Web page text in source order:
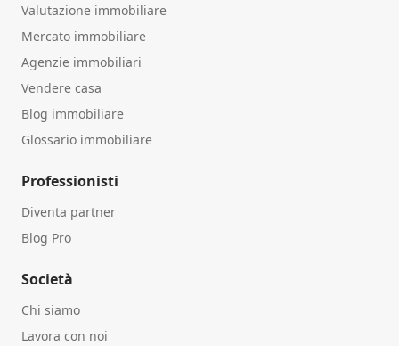
Valutazione immobiliare
Mercato immobiliare
Agenzie immobiliari
Vendere casa
Blog immobiliare
Glossario immobiliare
Professionisti
Diventa partner
Blog Pro
Società
Chi siamo
Lavora con noi